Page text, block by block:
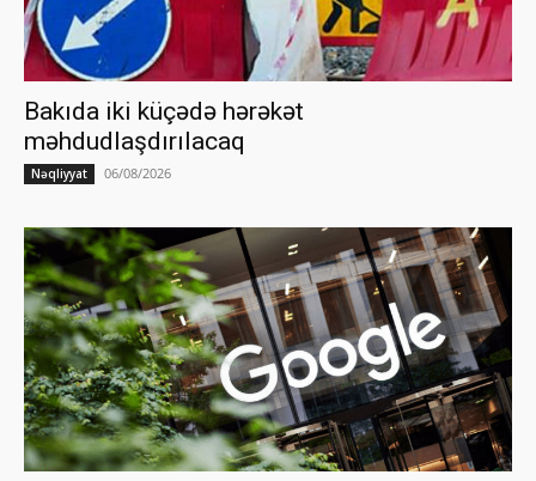
Bakıda iki küçədə hərəkət
məhdudlaşdırılacaq
Nəqliyyat 06/08/2026